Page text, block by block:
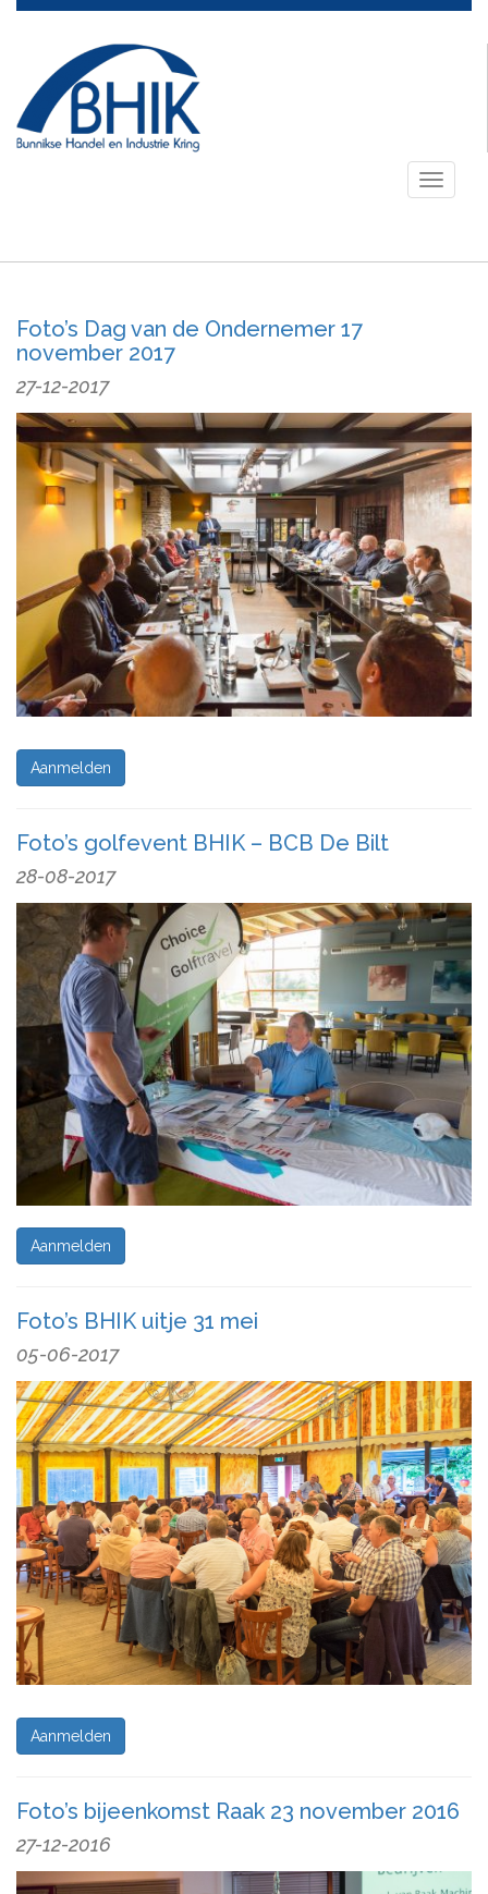
Toggle
Foto’s Dag van de Ondernemer 17
november 2017
27-12-2017
Aanmelden
Foto’s golfevent BHIK – BCB De Bilt
28-08-2017
Aanmelden
Foto’s BHIK uitje 31 mei
05-06-2017
Aanmelden
Foto’s bijeenkomst Raak 23 november 2016
27-12-2016